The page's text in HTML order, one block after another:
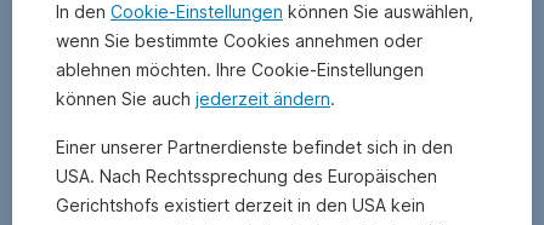
In den Cookie-Einstellungen können Sie auswählen,
wenn Sie bestimmte Cookies annehmen oder
ablehnen möchten. Ihre Cookie-Einstellungen
können Sie auch jederzeit ändern.
Einer unserer Partnerdienste befindet sich in den
USA. Nach Rechtssprechung des Europäischen
Gerichtshofs existiert derzeit in den USA kein